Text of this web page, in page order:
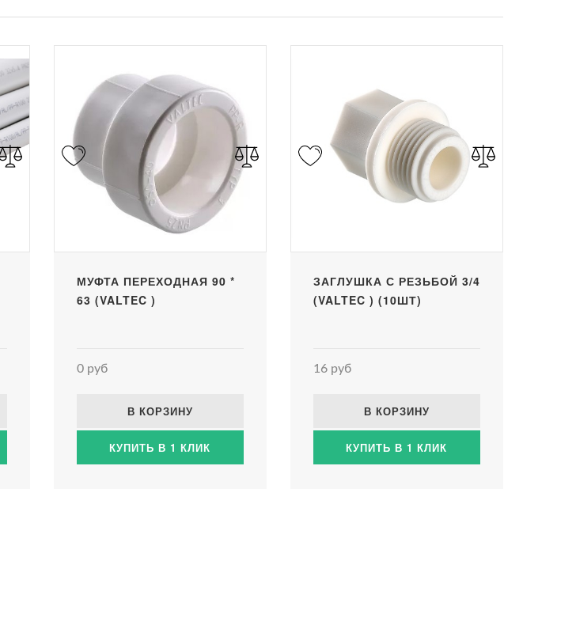
МУФТА ПЕРЕХОДНАЯ 90 *
63 (VALTEC )
0 руб
В КОРЗИНУ
КУПИТЬ В 1 КЛИК
ЗАГЛУШКА С РЕЗЬБОЙ 3/4
(VALTEC ) (10ШТ)
16 руб
В КОРЗИНУ
КУПИТЬ В 1 КЛИК